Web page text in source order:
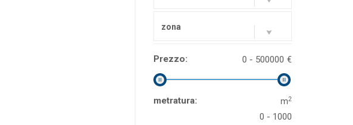
zona
Prezzo: €
0 - 500000
metratura: m2
0 - 1000